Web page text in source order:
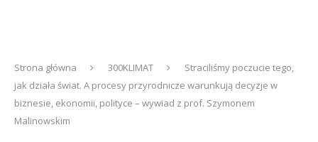
Strona główna 300KLIMAT
Straciliśmy poczucie tego,
jak działa świat. A procesy przyrodnicze warunkują decyzje w
biznesie, ekonomii, polityce – wywiad z prof. Szymonem
Malinowskim